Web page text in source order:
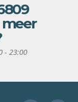
meer
- 23:00